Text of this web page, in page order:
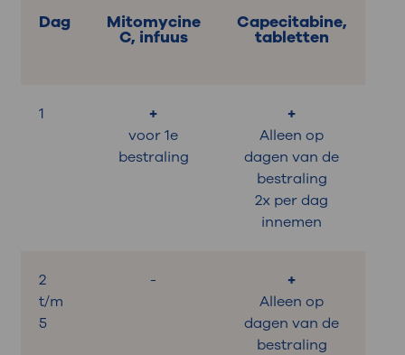
Dag Mitomycine
C, infuus
Capecitabine,
tabletten
1
+
voor 1e
bestraling
+
Alleen op
dagen van de
bestraling
2x per dag
innemen
2
t/m
5
-
+
Alleen op
dagen van de
bestraling